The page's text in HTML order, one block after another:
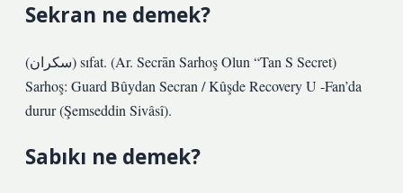
Sekran ne demek?
(ﺳﻜﺮﺍﻥ) sıfat. (Ar. Secrān Sarhoş Olun “Tan S Secret)
Sarhoş: Guard Bûydan Secran / Kûşde Recovery U -Fan’da
durur (Şemseddin Sivâsî).
Sabıkı ne demek?